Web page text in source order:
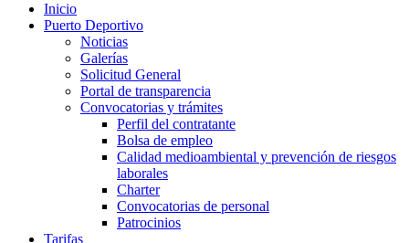
Inicio
Puerto Deportivo
Noticias
Galerías
Solicitud General
Portal de transparencia
Convocatorias y trámites
Perfil del contratante
Bolsa de empleo
Calidad medioambiental y prevención de riesgos
laborales
Charter
Convocatorias de personal
Patrocinios
Tarifas